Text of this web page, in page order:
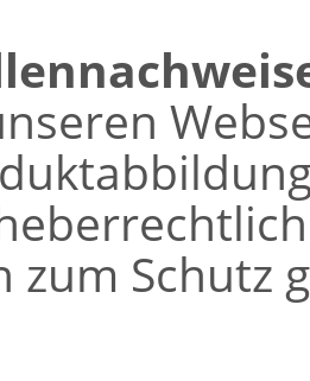
zum Schutz